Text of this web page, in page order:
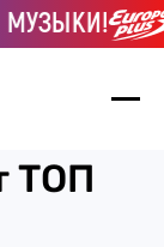
ТОП